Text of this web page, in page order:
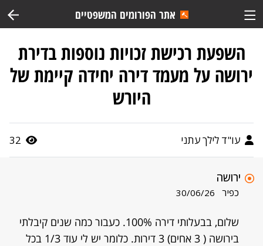
אתר הפורומים המשפטיים
השפעת רכישת זכויות נוספות בדירת
ירושה על מעמד דירה יחידה קיימת של
היורש
עו"ד לילך עתני 32
ירושה
כפיר 30/06/26
שלום, בבעלותי דירה 100%. כעבור כמה שנים קיבלתי
בירושה ( 3 אחים) 3 דירות. כלומר יש לי עוד 1/3 בכל